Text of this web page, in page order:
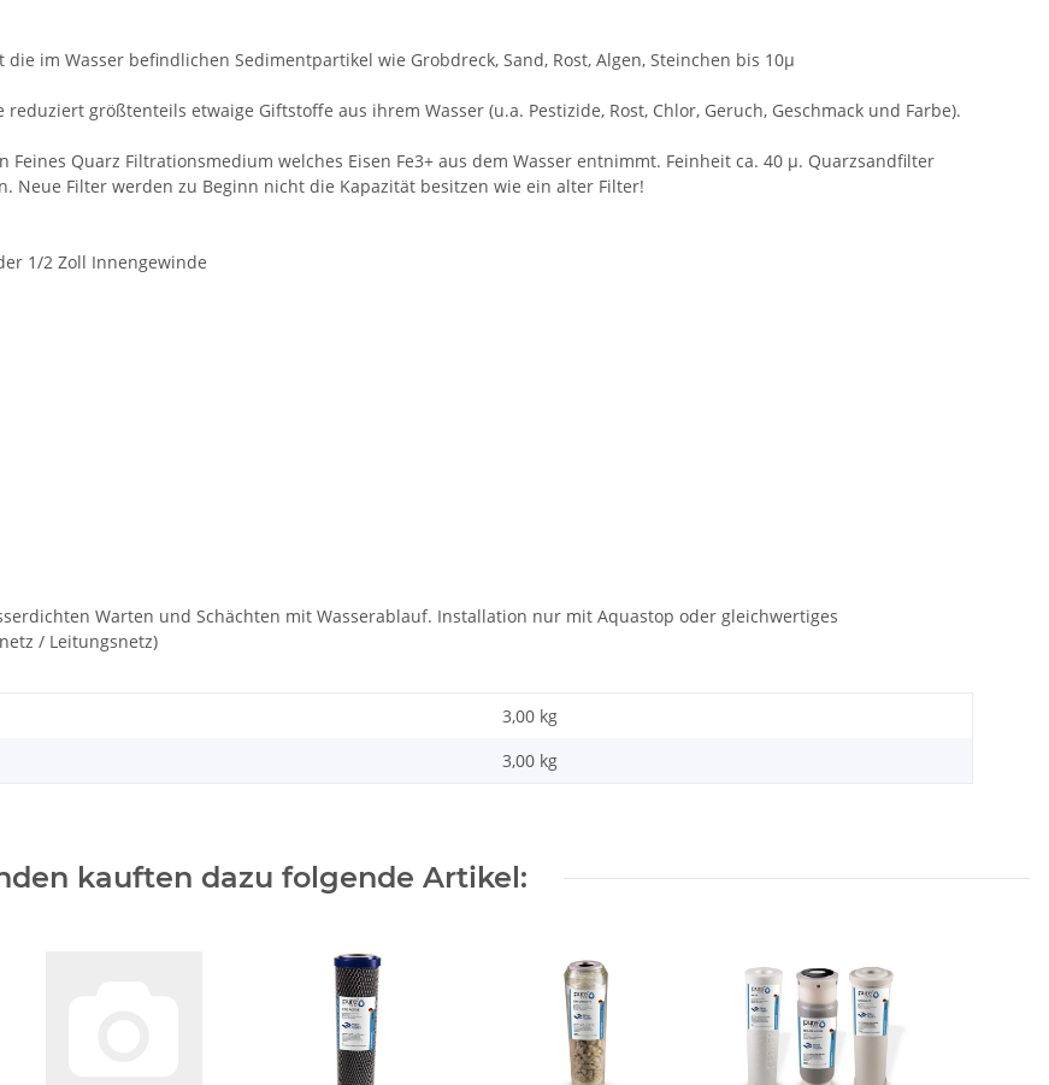
die im Wasser befindlichen Sedimentpartikel wie Grobdreck, Sand, Rost, Algen, Steinchen bis 10µ
größtenteils etwaige Giftstoffe aus ihrem Wasser (u.a. Pestizide, Rost, Chlor, Geruch, Geschmack und Farbe).
Feines Quarz Filtrationsmedium welches Eisen Fe3+ aus dem Wasser entnimmt. Feinheit ca. 40 µ. Quarzsandfilter
Neue Filter werden zu Beginn nicht die Kapazität besitzen wie ein alter Filter!
1/2 Zoll Innengewinde
Warten und Schächten mit Wasserablauf. Installation nur mit Aquastop oder gleichwertiges
/ Leitungsnetz)
3,00 kg
3,00 kg
kauften dazu folgende Artikel: